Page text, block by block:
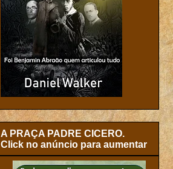
A PRAÇA PADRE CICERO.
Click no anúncio para aumentar